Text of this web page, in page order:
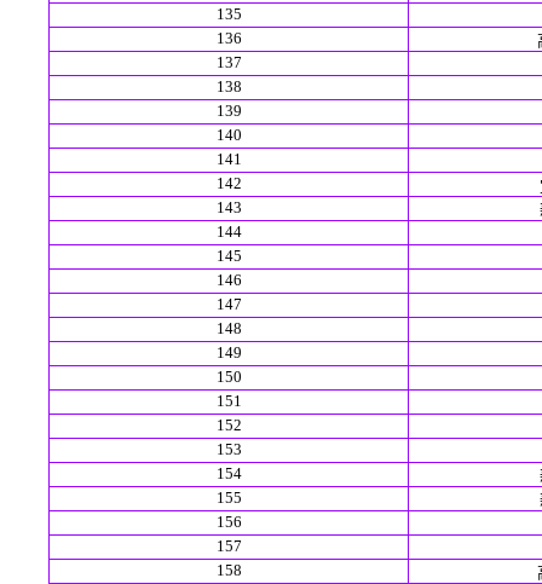
135
136
137
138
139
140
141
142
143
144
145
146
147
148
149
150
151
152
153
154
155
156
157
158